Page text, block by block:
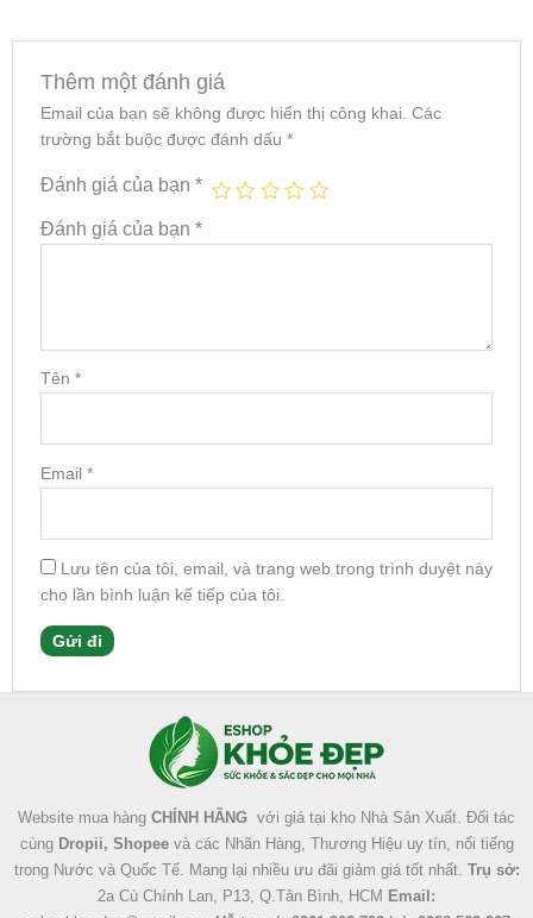
Thêm một đánh giá
Email của bạn sẽ không được hiển thị công khai. Các
trường bắt buộc được đánh dấu *
Đánh giá của bạn *
Đánh giá của bạn *
Tên *
Email *
Lưu tên của tôi, email, và trang web trong trình duyệt này
cho lần bình luận kế tiếp của tôi.
Website mua hàng CHÍNH HÃNG với giá tại kho Nhà Sản Xuất. Đối tác
cùng Dropii, Shopeevà các Nhãn Hàng, Thương Hiệu uy tín, nổi tiếng
trong Nước và Quốc Tế. Mang lại nhiều ưu đãi giảm giá tốt nhất. Trụ sở:
2a Cù Chính Lan, P13, Q.Tân Bình, HCM Email: